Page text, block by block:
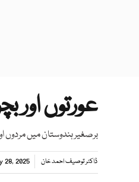
عورتوں اور
برصغیر ہندوستان میں
ڈاکٹر توصیف احمد خان 28, 2025